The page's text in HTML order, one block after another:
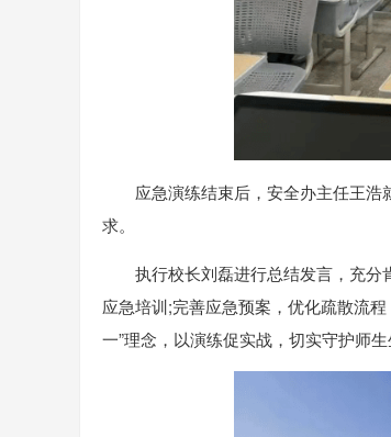
应急演练结束后，安全办主任王
求。
执行校长刘磊进行总结发言，充
应急培训;完善应急预案，优化疏散流
一”理念，以演练促实战，切实守护师生